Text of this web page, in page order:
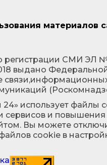
материалов
о регистрации СМИ ЭЛ
выдано
использует файлы
сервисов и повышения
Вы можете
cookie в